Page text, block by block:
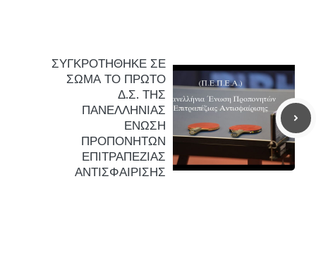
ΣΥΓΚΡΟΤΗΘΗΚΕ ΣΕ
ΣΩΜΑ ΤΟ ΠΡΩΤΟ
Δ.Σ. ΤΗΣ
ΠΑΝΕΛΛΗΝΙΑΣ
ΕΝΩΣΗ
ΠΡΟΠΟΝΗΤΩΝ
ΕΠΙΤΡΑΠΕΖΙΑΣ
ΑΝΤΙΣΦΑΙΡΙΣΗΣ